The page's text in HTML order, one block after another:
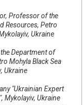
Professor of the
Resources, Petro
Ukraine
Department of
Mohyla Black Sea
Ukraine
"Ukrainian Expert
Mykolayiv, Ukraine